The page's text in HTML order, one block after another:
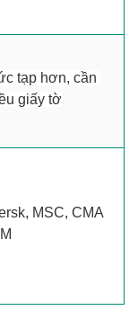
tạp hơn, cần
giấy tờ
MSC, CMA